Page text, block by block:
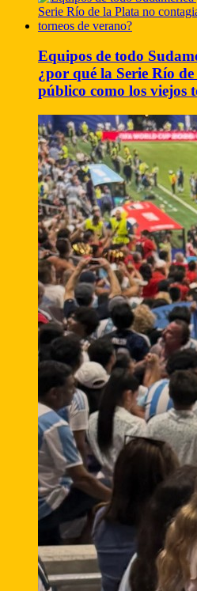
Equipos de todo
¿por qué la Serie Río
público como los viejos